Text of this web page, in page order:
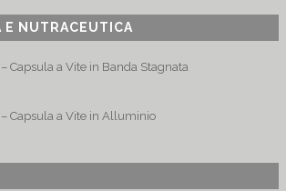
E NUTRACEUTICA
Capsula a Vite in Banda Stagnata
Capsula a Vite in Alluminio